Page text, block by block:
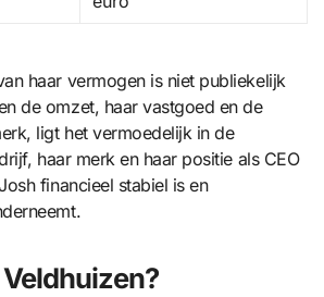
haar vermogen is niet publiekelijk
de omzet, haar vastgoed en de
ligt het vermoedelijk in de
haar merk en haar positie als CEO
financieel stabiel is en